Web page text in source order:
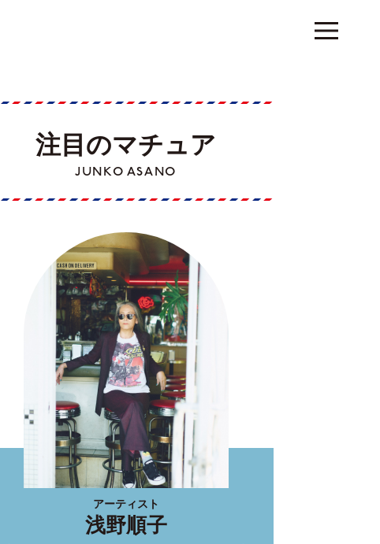
注目のマチュア
JUNKO ASANO
アーティスト
浅野順子